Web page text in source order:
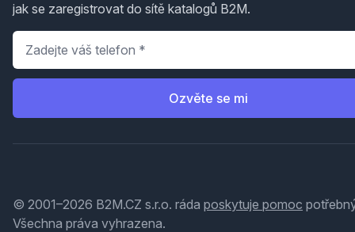
jak se zaregistrovat do sítě katalogů B2M.
Telefon
Ozvěte se mi
© 2001–2026 B2M.CZ s.r.o. ráda poskytuje pomoc
Všechna práva vyhrazena.